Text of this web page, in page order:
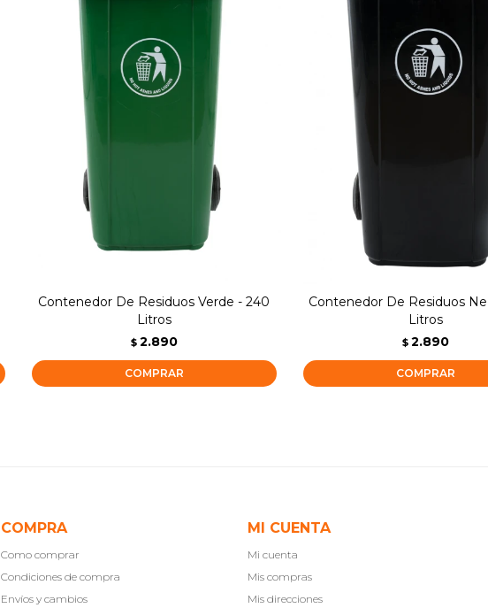
Contenedor De Residuos Verde - 240
Litros
$ 2.890
Contenedor De Residuos
Litros
$ 2.890
COMPRA
Como comprar
Condiciones de compra
Envíos y cambios
MI CUENTA
Mi cuenta
Mis compras
Mis direcciones